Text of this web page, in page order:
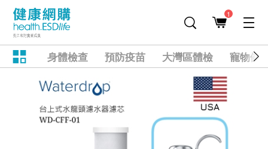
1
身體檢查 預防疫苗 大灣區體檢 寵物健